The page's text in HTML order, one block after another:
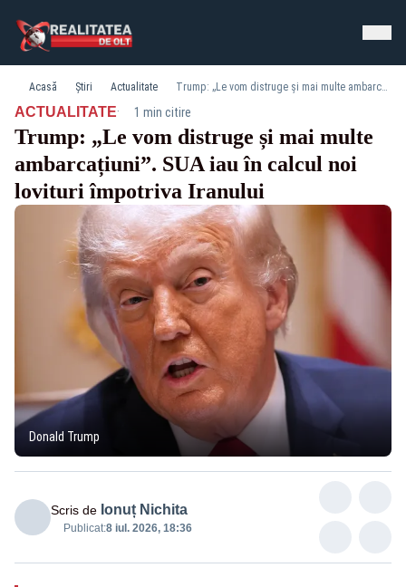
Acasă Știri Actualitate Trump: „Le vom distruge și mai multe ambarcațiuni”. SUA iau în calcul noi lovituri împotriva Iranului
ACTUALITATE· 1 min citire
Trump: „Le vom distruge și mai multe
ambarcațiuni”. SUA iau în calcul noi
lovituri împotriva Iranului
Donald Trump
Scris de Ionuț Nichita
Publicat:8 iul. 2026, 18:36